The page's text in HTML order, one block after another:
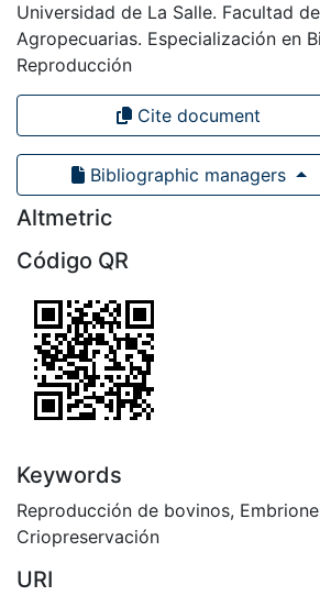
Universidad de La Salle. Facultad
Agropecuarias. Especialización en
Reproducción
Cite document
Bibliographic managers
Altmetric
Código QR
Keywords
Reproducción de bovinos,
Criopreservación
URI